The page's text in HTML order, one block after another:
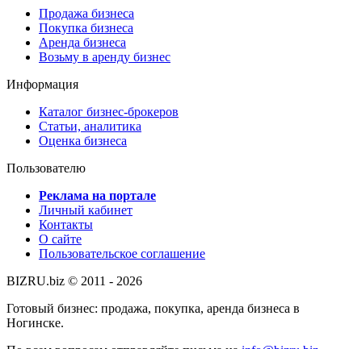
Продажа бизнеса
Покупка бизнеса
Аренда бизнеса
Возьму в аренду бизнес
Информация
Каталог бизнес-брокеров
Статьи, аналитика
Оценка бизнеса
Пользователю
Реклама на портале
Личный кабинет
Контакты
О сайте
Пользовательское соглашение
BIZRU.biz © 2011 - 2026
Готовый бизнес: продажа, покупка, аренда бизнеса в
Ногинске.